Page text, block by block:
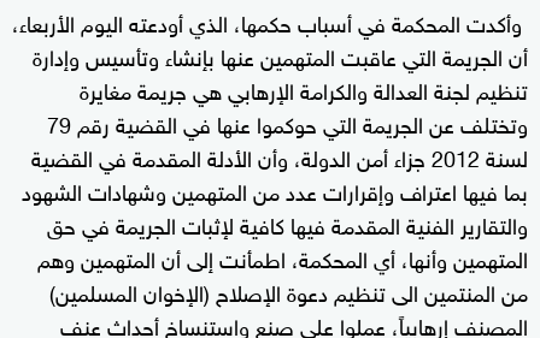
وأكدت المحكمة في أسباب حكمها، الذي أودعته اليوم الأربعاء،
أن الجريمة التي عاقبت المتهمين عنها بإنشاء وتأسيس وإدارة
تنظيم لجنة العدالة والكرامة الإرهابي هي جريمة مغايرة
وتختلف عن الجريمة التي حوكموا عنها في القضية رقم 79
لسنة 2012 جزاء أمن الدولة، وأن الأدلة المقدمة في القضية
بما فيها اعتراف وإقرارات عدد من المتهمين وشهادات الشهود
والتقارير الفنية المقدمة فيها كافية لإثبات الجريمة في حق
المتهمين وأنها، أي المحكمة، اطمأنت إلى أن المتهمين وهم
من المنتمين الى تنظيم دعوة الإصلاح (الإخوان المسلمين)
المصنف إرهابياً، عملوا على صنع واستنساخ أحداث عنف